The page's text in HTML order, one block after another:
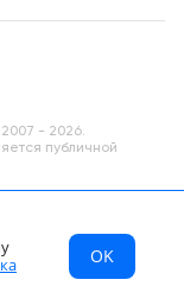
Главная
RU
- 2026.
публичной
OK